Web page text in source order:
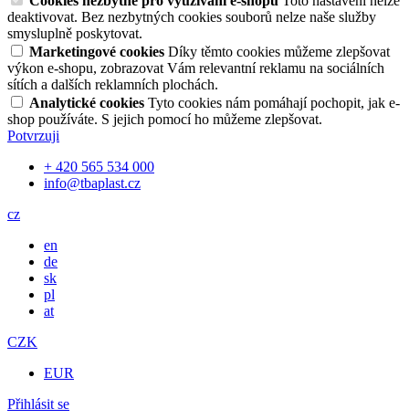
deaktivovat. Bez nezbytných cookies souborů nelze naše služby
smysluplně poskytovat.
Marketingové cookies Díky těmto cookies můžeme zlepšovat
výkon e-shopu, zobrazovat Vám relevantní reklamu na sociálních
sítích a dalších reklamních plochách.
Analytické cookies Tyto cookies nám pomáhají pochopit, jak e-
shop používáte. S jejich pomocí ho můžeme zlepšovat.
Potvrzuji
+ 420 565 534 000
info@tbaplast.cz
cz
en
de
sk
pl
at
CZK
EUR
Přihlásit se